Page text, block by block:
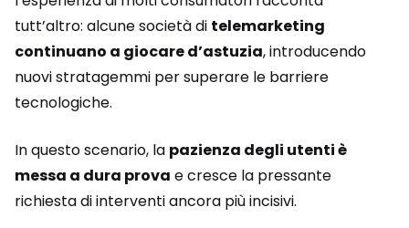
tutt’altro: alcune società di telemarketing
continuano a giocare d’astuzia, introducendo
nuovi stratagemmi per superare le barriere
tecnologiche.
In questo scenario, la pazienza degli utenti è
messa a dura prova e cresce la pressante
richiesta di interventi ancora più incisivi.